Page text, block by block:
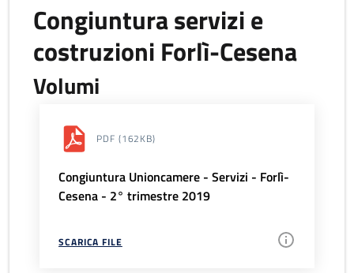
Congiuntura servizi e
costruzioni Forlì-Cesena
Volumi
PDF (162KB)
Congiuntura Unioncamere - Servizi - Forlì-
Cesena - 2° trimestre 2019
SCARICA FILE